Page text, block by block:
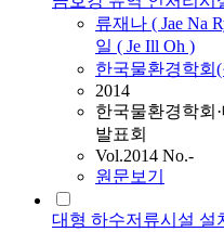
류재나 ( Jae Na
일 ( Je Ill Oh )
한국물환경학회
2014
한국물환경학회
발표회
Vol.2014 No.-
원문보기
대형 하수저류시설 설